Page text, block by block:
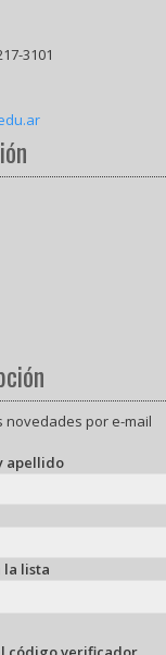
3101
novedades por e-mail
apellido
la lista